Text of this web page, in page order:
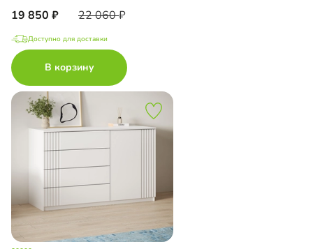
19 850 22 060
Доступно для доставки
В корзину